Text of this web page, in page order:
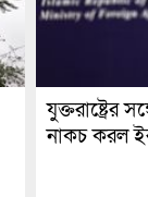
যুক্তরাষ্ট্রের
নাকচ করল